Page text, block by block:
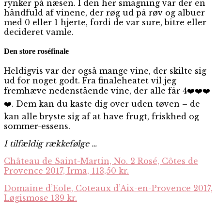
rynker på næsen. I den her smagning var der en
håndfuld af vinene, der røg ud på røv og albuer
med 0 eller 1 hjerte, fordi de var sure, bitre eller
decideret vamle.
Den store roséfinale
Heldigvis var der også mange vine, der skilte sig
ud for noget godt. Fra finaleheatet vil jeg
fremhæve nedenstående vine, der alle får 4❤️❤️❤️
❤️. Dem kan du kaste dig over uden tøven – de
kan alle bryste sig af at have frugt, friskhed og
sommer-essens.
I tilfældig rækkefølge …
Château de Saint-Martin, No. 2 Rosé, Côtes de
Provence 2017, Irma, 113,50 kr.
Domaine d’Eole, Coteaux d’Aix-en-Provence 2017,
Løgismose 139 kr.